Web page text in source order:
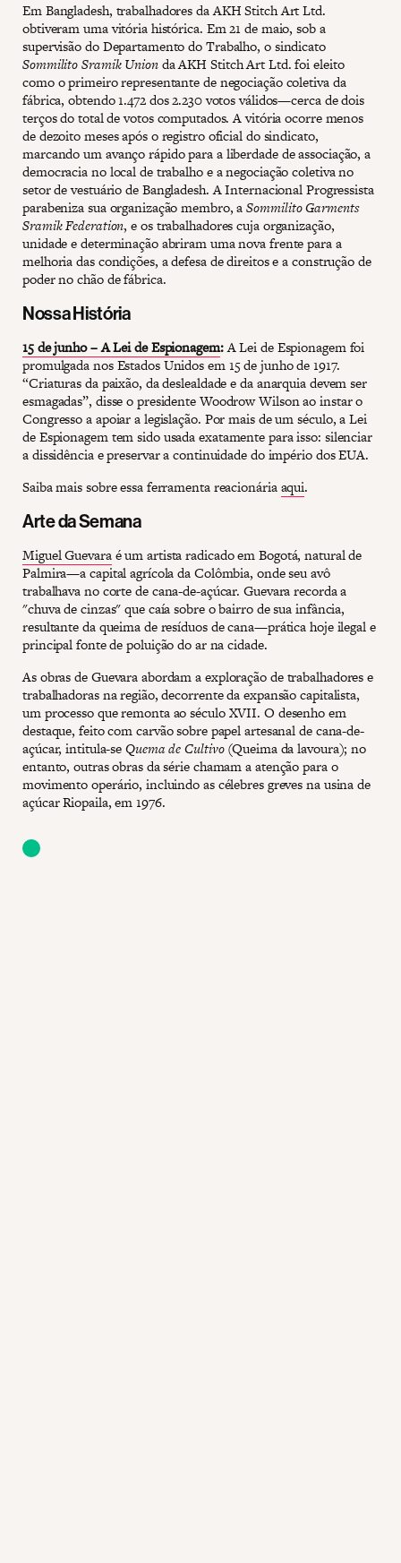
Em Bangladesh, trabalhadores da AKH Stitch Art Ltd.
obtiveram uma vitória histórica. Em 21 de maio, sob a
supervisão do Departamento do Trabalho, o sindicato
Sommilito Sramik Unionda AKH Stitch Art Ltd. foi eleito
como o primeiro representante de negociação coletiva da
fábrica, obtendo 1.472 dos 2.230 votos válidos—cerca de dois
terços do total de votos computados. A vitória ocorre menos
de dezoito meses após o registro oficial do sindicato,
marcando um avanço rápido para a liberdade de associação, a
democracia no local de trabalho e a negociação coletiva no
setor de vestuário de Bangladesh. A Internacional Progressista
parabeniza sua organização membro, aSommilito Garments
Sramik Federation, e os trabalhadores cuja organização,
unidade e determinação abriram uma nova frente para a
melhoria das condições, a defesa de direitos e a construção de
poder no chão de fábrica.
Nossa História
15 de junho – A Lei de Espionagem:A Lei de Espionagem foi
promulgada nos Estados Unidos em 15 de junho de 1917.
“Criaturas da paixão, da deslealdade e da anarquia devem ser
esmagadas”, disse o presidente Woodrow Wilson ao instar o
Congresso a apoiar a legislação. Por mais de um século, a Lei
de Espionagem tem sido usada exatamente para isso: silenciar
a dissidência e preservar a continuidade do império dos EUA.
Saiba mais sobre essa ferramenta reacionáriaaqui.
Arte da Semana
Miguel Guevaraé um artista radicado em Bogotá, natural de
Palmira—a capital agrícola da Colômbia, onde seu avô
trabalhava no corte de cana-de-açúcar. Guevara recorda a
"chuva de cinzas" que caía sobre o bairro de sua infância,
resultante da queima de resíduos de cana—prática hoje ilegal e
principal fonte de poluição do ar na cidade.
As obras de Guevara abordam a exploração de trabalhadores e
trabalhadoras na região, decorrente da expansão capitalista,
um processo que remonta ao século XVII. O desenho em
destaque, feito com carvão sobre papel artesanal de cana-de-
açúcar, intitula-seQuema de Cultivo(Queima da lavoura); no
entanto, outras obras da série chamam a atenção para o
movimento operário, incluindo as célebres greves na usina de
açúcar Riopaila, em 1976.